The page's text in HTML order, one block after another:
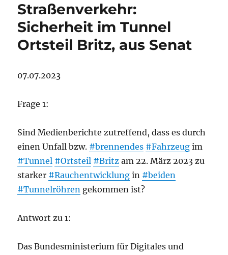
Straßenverkehr:
Sicherheit im Tunnel
Ortsteil Britz, aus Senat
07.07.2023
Frage 1:
Sind Medienberichte zutreffend, dass es durch
einen Unfall bzw. #brennendes #Fahrzeug im
#Tunnel #Ortsteil #Britz am 22. März 2023 zu
starker #Rauchentwicklung in #beiden
#Tunnelröhren gekommen ist?
Antwort zu 1:
Das Bundesministerium für Digitales und